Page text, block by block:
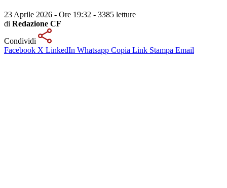
23 Aprile 2026 - Ore 19:32 - 3385 letture
di Redazione CF
Condividi
Facebook X LinkedIn Whatsapp Copia Link Stampa Email